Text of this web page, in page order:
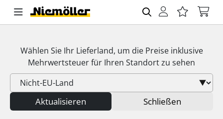
Wählen Sie Ihr Lieferland, um die Preise inklusive
Mehrwertsteuerfür Ihren Standort zu sehen
Aktualisieren Schließen